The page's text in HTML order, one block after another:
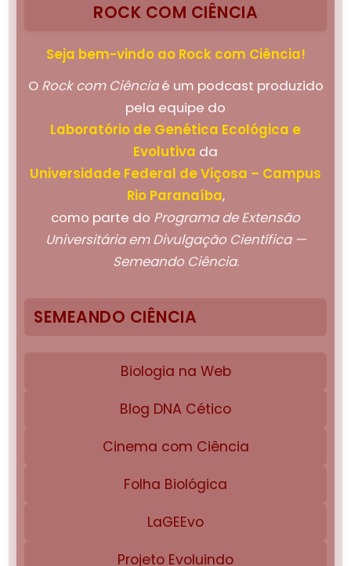
ROCK COM CIÊNCIA
Seja bem-vindo ao Rock com Ciência!
O Rock com Ciênciaé um podcast produzido
pela equipe do
Laboratório de Genética Ecológica e
Evolutiva da
Universidade Federal de Viçosa – Campus
Rio Paranaíba,
como parte do Programa de Extensão
Universitária em Divulgação Científica —
Semeando Ciência.
SEMEANDO CIÊNCIA
Biologia na Web
Blog DNA Cético
Cinema com Ciência
Folha Biológica
LaGEEvo
Projeto Evoluindo